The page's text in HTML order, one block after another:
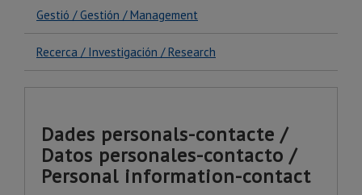
Gestió / Gestión / Management
Recerca / Investigación / Research
Dades personals-contacte /
Datos personales-contacto /
Personal information-contact